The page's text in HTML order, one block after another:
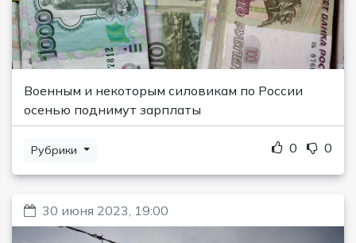
Военным и некоторым силовикам по России
осенью поднимут зарплаты
Рубрики 0 0
30 июня 2023, 19:00